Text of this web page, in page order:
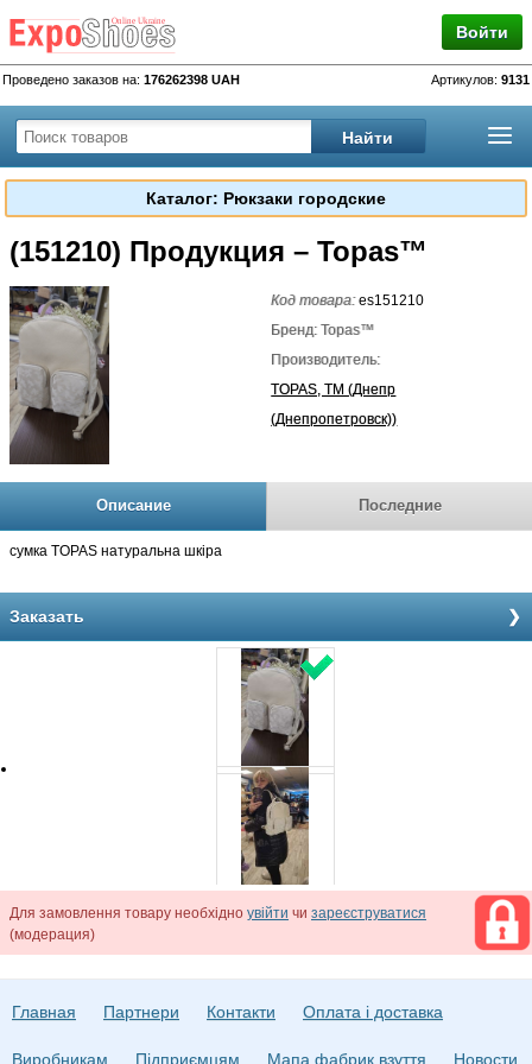
Войти
Проведено заказов на: 176262398 UAH Артикулов: 9131
Каталог: Рюкзаки городские
(151210) Продукция – Topas™
Код товара:es151210
Бренд: Topas™
Производитель:
TOPAS, TM (Днепр
(Днепропетровск))
Описание Последние
сумка TOPAS натуральна шкіра
Заказать
Для замовлення товару необхідно увійти чи зареєструватися
(модерация)
Главная Партнери Контакти Оплата і доставка
Виробникам Підприємцям Мапа фабрик взуття Новости